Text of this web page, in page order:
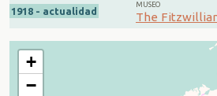
1918 - actualidad
MUSEO
The
+
−